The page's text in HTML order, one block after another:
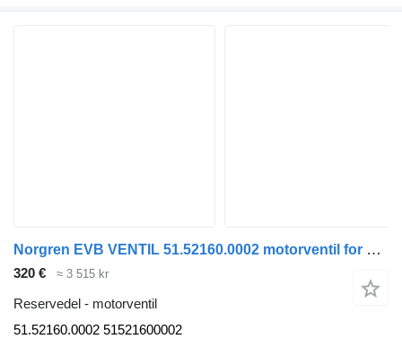
Norgren EVB VENTIL 51.52160.0002 motorventil for MAN TGA TGS TGX buss
320 € ≈ 3 515 kr
Reservedel - motorventil
51.52160.0002 51521600002